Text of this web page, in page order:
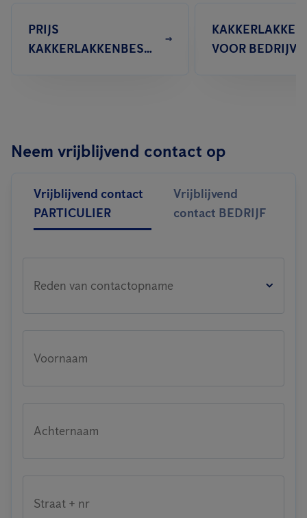
PRIJS
KAKKERLAKKENBESTRIJDING
VOOR
Neem vrijblijvend contact op
Vrijblijvend contact
PARTICULIER
Vrijblijvend
contact BEDRIJF
Reden van contactopname
Voornaam
Achternaam
Straat + nr